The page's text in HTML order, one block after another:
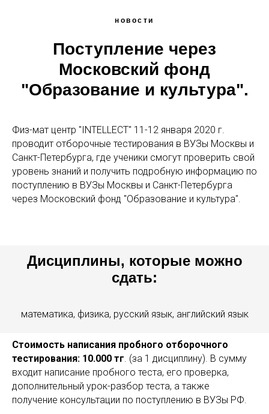
новости
Поступление через
Московский фонд
"Образование и культура".
Физ-мат центр "INTELLECT" 11-12 января 2020 г.
проводит отборочные тестирования в ВУЗы Москвы и
Санкт-Петербурга, где ученики смогут проверить свой
уровень знаний и получить подробную информацию по
поступлению в ВУЗы Москвы и Санкт-Петербурга
через Московский фонд "Образование и культура".
Дисциплины, которые можно
сдать:
математика, физика, русский язык, английский язык
Стоимость написания пробного отборочного
тестирования: 10.000 тг. (за 1 дисциплину). В сумму
входит написание пробного теста, его проверка,
дополнительный урок-разбор теста, а также
получение консультации по поступлению в ВУЗы РФ.